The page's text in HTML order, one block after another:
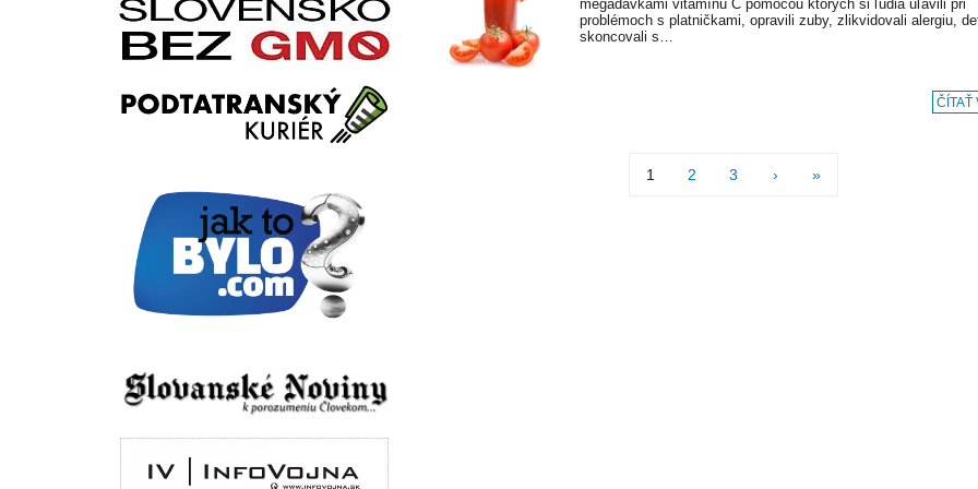
megadávkami vitamínu C pomocou ktorých si ľudia uľavili pri
problémoch s platničkami, opravili zuby, zlikvidovali alergiu,
skoncovali s…
ČÍTAŤ
1 2 3 › »